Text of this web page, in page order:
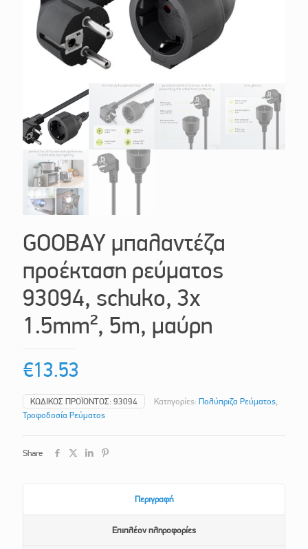
GOOBAY μπαλαντέζα
προέκταση ρεύματος
93094, schuko, 3x
1.5mm², 5m, μαύρη
€13.53
ΚΩΔΙΚΌΣ ΠΡΟΪΌΝΤΟΣ: 93094 Κατηγορίες: Πολύπριζα Ρεύματος,
Τροφοδοσία Ρεύματος
Share
Περιγραφή
Επιπλέον πληροφορίες